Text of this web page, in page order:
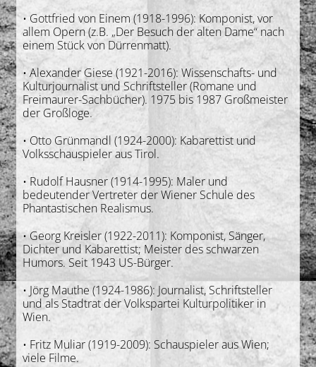
• Gottfried von Einem (1918-1996): Komponist, vor
allem Opern (z.B. „Der Besuch der alten Dame“ nach
einem Stück von Dürrenmatt).
• Alexander Giese (1921-2016): Wissenschafts- und
Kulturjournalist und Schriftsteller (Romane und
Freimaurer-Sachbücher). 1975 bis 1987 Großmeister
der Großloge.
• Otto Grünmandl (1924-2000): Kabarettist und
Volksschauspieler aus Tirol.
• Rudolf Hausner (1914-1995): Maler und
bedeutender Vertreter der Wiener Schule des
Phantastischen Realismus.
• Georg Kreisler (1922-2011): Komponist, Sänger,
Dichter und Kabarettist; Meister des schwarzen
Humors. Seit 1943 US-Bürger.
• Jörg Mauthe (1924-1986): Journalist, Schriftsteller
und als Stadtrat der Volkspartei Kulturpolitiker in
Wien.
• Fritz Muliar (1919-2009): Schauspieler aus Wien;
viele Filme.